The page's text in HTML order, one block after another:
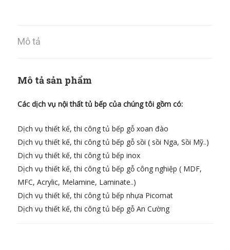
Mô tả
Mô tả sản phẩm
Các dịch vụ nội thất tủ bếp của chúng tôi gồm có:
Dịch vụ thiết kế, thi công tủ bếp gỗ xoan đào
Dịch vụ thiết kế, thi công tủ bếp gỗ sồi ( sồi Nga, Sồi Mỹ..)
Dịch vụ thiết kế, thi công tủ bếp inox
Dịch vụ thiết kế, thi công tủ bếp gỗ công nghiệp ( MDF,
MFC, Acrylic, Melamine, Laminate..)
Dịch vụ thiết kế, thi công tủ bếp nhựa Picomat
Dịch vụ thiết kế, thi công tủ bếp gỗ An Cường